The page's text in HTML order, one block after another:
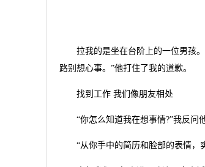
拉我的是坐在台阶上的一位男孩。
路别想心事。”他打住了我的道歉。
找到工作 我们像朋友相处
“你怎么知道我在想事情?”我反问他
“从你手中的简历和脸部的表情，实